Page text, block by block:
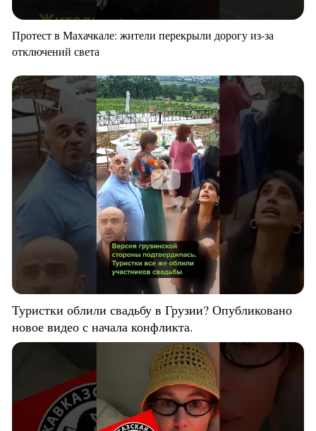
Протест в Махачкале: жители перекрыли дорогу из-за
отключений света
Туристки облили свадьбу в Грузии? Опубликовано
новое видео с начала конфликта.